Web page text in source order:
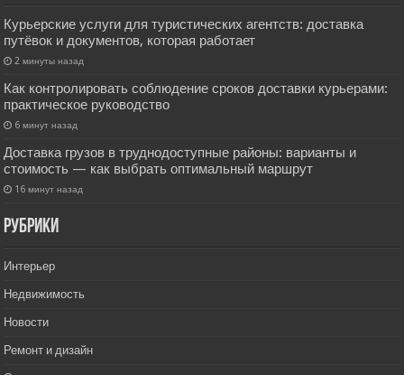
Курьерские услуги для туристических агентств: доставка
путёвок и документов, которая работает
2 минуты назад
Как контролировать соблюдение сроков доставки курьерами:
практическое руководство
6 минут назад
Доставка грузов в труднодоступные районы: варианты и
стоимость — как выбрать оптимальный маршрут
16 минут назад
РУбрики
Интерьер
Недвижимость
Новости
Ремонт и дизайн